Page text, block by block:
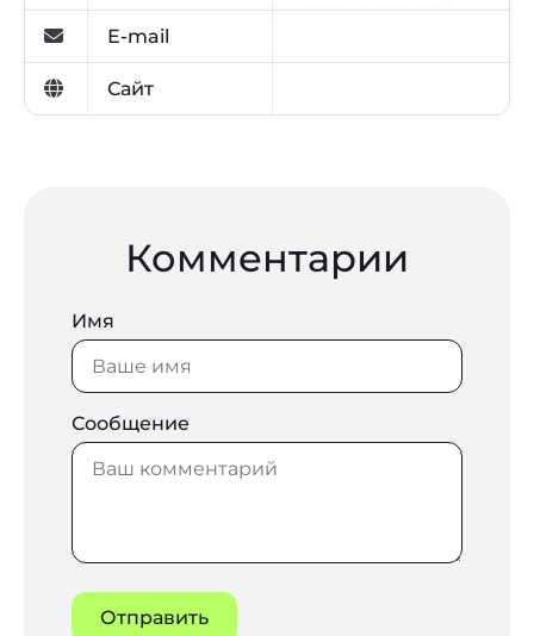
E-mail
Сайт
Комментарии
Имя
Сообщение
Отправить